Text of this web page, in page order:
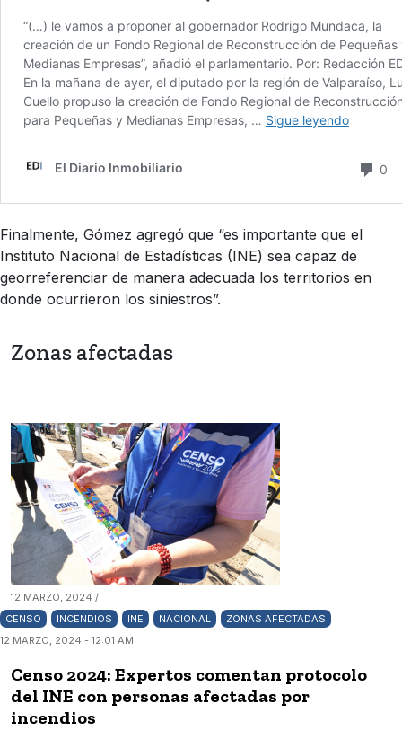
Finalmente, Gómez agregó que “es importante que el
Instituto Nacional de Estadísticas (INE) sea capaz de
georreferenciar de manera adecuada los territorios en
donde ocurrieron los siniestros”.
Zonas afectadas
12 MARZO, 2024 /
CENSO
INCENDIOS INE NACIONAL
ZONAS AFECTADAS
12 MARZO, 2024 - 12:01 AM
Censo 2024: Expertos comentan protocolo
del INE con personas afectadas por
incendios